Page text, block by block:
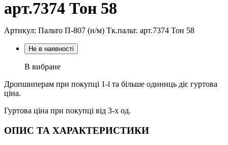
арт.7374 Тон 58
Артикул: Пальто П-807 (н/м) Тк.пальт. арт.7374 Тон 58
Не в наявності
В вибране
Дропшиперам при покупці 1-ї та більше одиниць діє гуртова
ціна.
Гуртова ціна при покупці від 3-х од.
ОПИС ТА ХАРАКТЕРИСТИКИ